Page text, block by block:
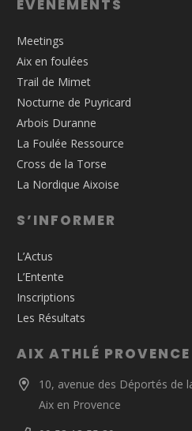
ÉVÉNEMENTS
Meetings
Aix en foulées
Trail de Mimet
Nocturne de Puyricard
Arbois Duranne
La Foulée Ressource
Cross de la Torse
La Nordique Aixoise
S’INFORMER
L’Actus
L’Entente
Inscriptions
Les Résultats
AIX ATHLÉ PROVENCE
10, avenue des Déportés de
Aix en Provence